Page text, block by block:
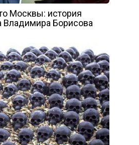
Москвы: история
Владимира Борисова